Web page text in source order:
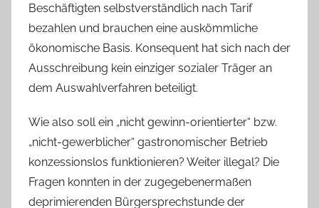
Beschäftigten selbstverständlich nach Tarif
bezahlen und brauchen eine auskömmliche
ökonomische Basis. Konsequent hat sich nach der
Ausschreibung kein einziger sozialer Träger an
dem Auswahlverfahren beteiligt.
Wie also soll ein „nicht gewinn-orientierter“ bzw.
„nicht-gewerblicher“ gastronomischer Betrieb
konzessionslos funktionieren? Weiter illegal? Die
Fragen konnten in der zugegebenermaßen
deprimierenden Bürgersprechstunde der